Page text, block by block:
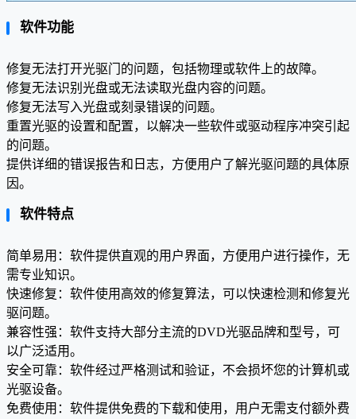
软件功能
修复无法打开光驱门的问题，包括物理或软件上的故障。
修复无法识别光盘或无法读取光盘内容的问题。
修复无法写入光盘或刻录错误的问题。
重置光驱的设置和配置，以解决一些软件或驱动程序冲突引起
的问题。
提供详细的错误报告和日志，方便用户了解光驱问题的具体原
因。
软件特点
简单易用：软件提供直观的用户界面，方便用户进行操作，无
需专业知识。
快速修复：软件使用高效的修复算法，可以快速检测和修复光
驱问题。
兼容性强：软件支持大部分主流的DVD光驱品牌和型号，可
以广泛适用。
安全可靠：软件经过严格测试和验证，不会损坏您的计算机或
光驱设备。
免费使用：软件提供免费的下载和使用，用户无需支付额外费